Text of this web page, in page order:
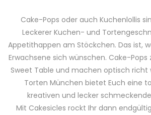
Cake-Pops oder auch Kuchenlollis
Leckerer Kuchen- und
Appetithappen am Stöckchen. Das ist,
Erwachsene sich wünschen. Cake-
Sweet Table und machen optisch richt
Torten München bietet Euch eine
kreativen und lecker
Mit Cakesicles rockt Ihr dann